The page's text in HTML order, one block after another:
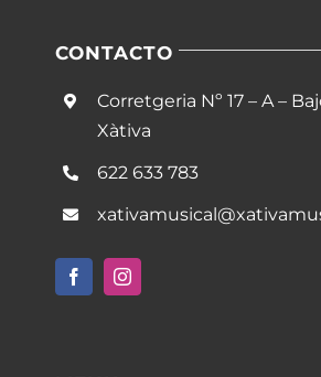
CONTACTO
Corretgeria Nº 17 – A –
Xàtiva
622 633 783